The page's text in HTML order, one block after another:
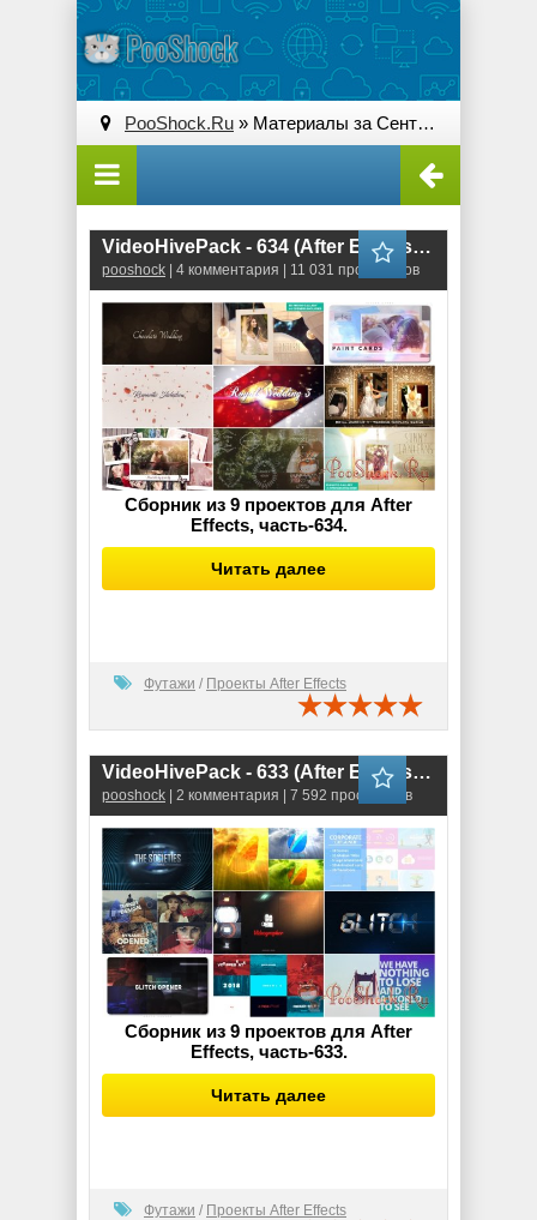
PooShock.Ru » Материалы за Сентябрь 2018 года » Страница 2
VideoHivePack - 634 (After Effects Projects Pack)
pooshock | 4 комментария | 11 031 просмотров
Сборник из 9 проектов для After
Effects, часть-634.
Читать далее
Футажи / Проекты After Effects
VideoHivePack - 633 (After Effects Projects Pack)
pooshock | 2 комментария | 7 592 просмотров
Сборник из 9 проектов для After
Effects, часть-633.
Читать далее
Футажи / Проекты After Effects